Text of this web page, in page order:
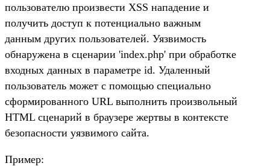
пользователю произвести XSS нападение и
получить доступ к потенциально важным
данным других пользователей. Уязвимость
обнаружена в сценарии 'index.php' при обработке
входных данных в параметре id. Удаленный
пользователь может с помощью специально
сформированного URL выполнить произвольный
HTML сценарий в браузере жертвы в контексте
безопасности уязвимого сайта.
Пример: